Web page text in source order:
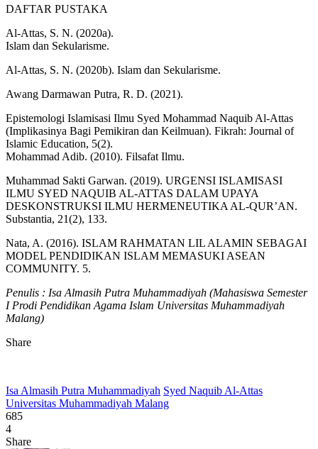
DAFTAR PUSTAKA
Al-Attas, S. N. (2020a).
Islam dan Sekularisme.
Al-Attas, S. N. (2020b). Islam dan Sekularisme.
Awang Darmawan Putra, R. D. (2021).
Epistemologi Islamisasi Ilmu Syed Mohammad Naquib Al-Attas
(Implikasinya Bagi Pemikiran dan Keilmuan). Fikrah: Journal of
Islamic Education, 5(2).
Mohammad Adib. (2010). Filsafat Ilmu.
Muhammad Sakti Garwan. (2019). URGENSI ISLAMISASI
ILMU SYED NAQUIB AL-ATTAS DALAM UPAYA
DESKONSTRUKSI ILMU HERMENEUTIKA AL-QUR’AN.
Substantia, 21(2), 133.
Nata, A. (2016). ISLAM RAHMATAN LIL ALAMIN SEBAGAI
MODEL PENDIDIKAN ISLAM MEMASUKI ASEAN
COMMUNITY. 5.
Penulis : Isa Almasih Putra Muhammadiyah (Mahasiswa Semester
I Prodi Pendidikan Agama Islam Universitas Muhammadiyah
Malang)
Share
Isa Almasih Putra Muhammadiyah Syed Naquib Al-Attas
Universitas Muhammadiyah Malang
685
4
Share